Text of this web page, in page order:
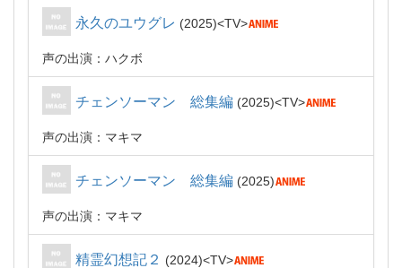
永久のユウグレ 2025 TV
声の出演：ハクボ
チェンソーマン 総集編 2025 TV
声の出演：マキマ
チェンソーマン 総集編 2025
声の出演：マキマ
精霊幻想記２ 2024 TV